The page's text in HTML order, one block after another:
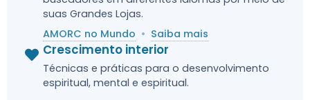
Visitar os Museus
Agenda cultural
suas Grandes Lojas.
AMORC no Mundo • Saiba mais
Crescimento interior
Técnicas e práticas para o desenvolvimento
espiritual, mental e espiritual.